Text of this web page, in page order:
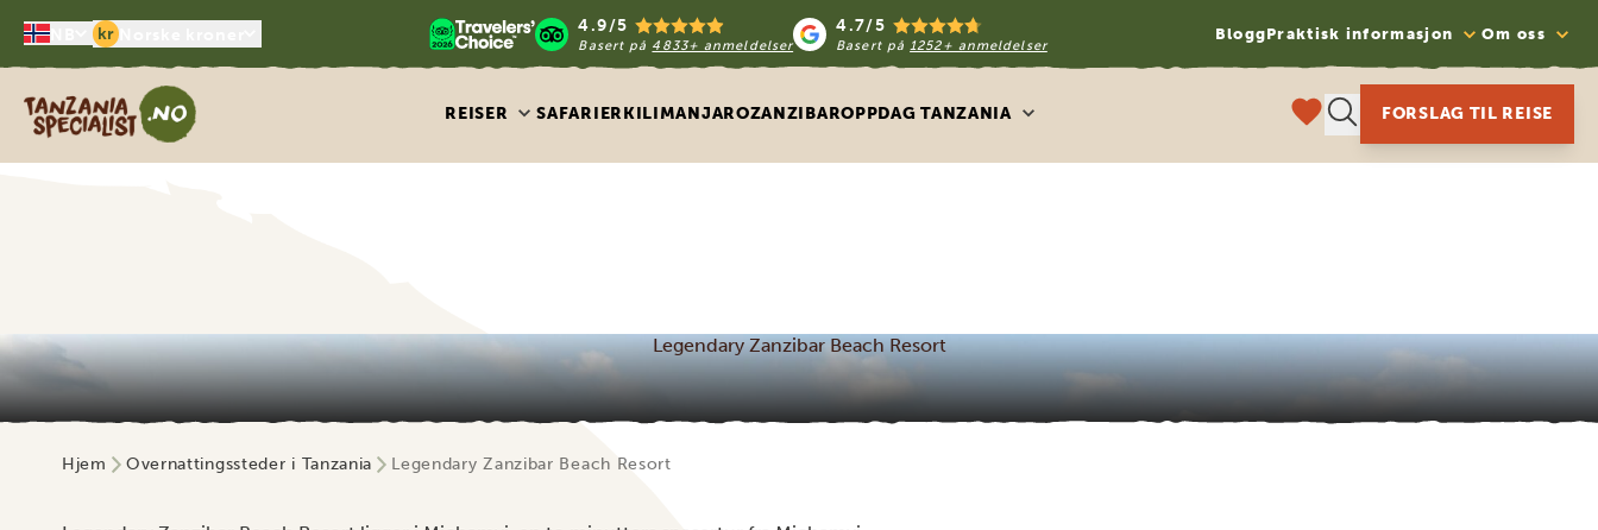
kr 4.9/5
Basert på 4833+ anmeldelser
4.7/5
Basert på1252+ anmeldelser
BloggPraktisk informasjon Om oss
Tanzania Specialist
REISER SAFARIERKILIMANJAROZANZIBAROPPDAG TANZANIA FORSLAG TIL REISE
Legendary Zanzibar Beach Resort
Hjem Overnattingssteder i Tanzania Legendary Zanzibar Beach Resort